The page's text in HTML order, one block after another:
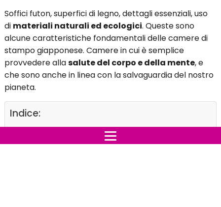
Soffici futon, superfici di legno, dettagli essenziali, uso
di materiali naturali ed ecologici. Queste sono
alcune caratteristiche fondamentali delle camere di
stampo giapponese. Camere in cui è semplice
provvedere allasalute del corpo e della mente, e
che sono anche in linea con la salvaguardia del nostro
pianeta.
Indice:
Vivere Zen